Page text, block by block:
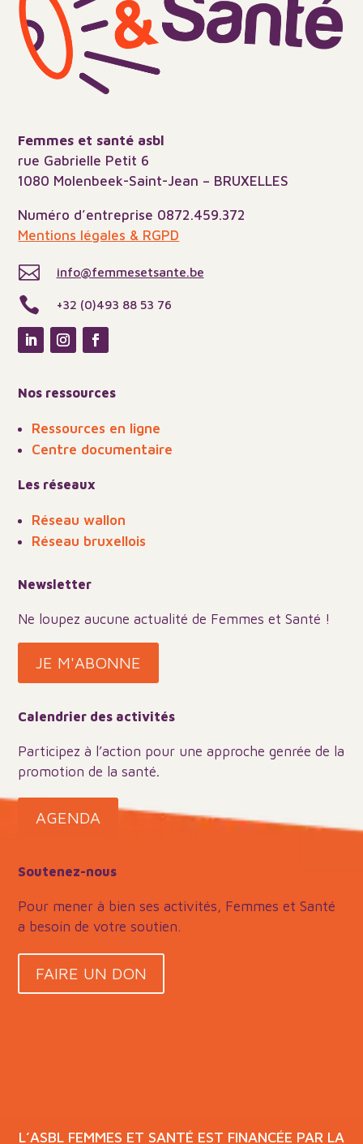
Femmes et santé asbl
rue Gabrielle Petit 6
1080 Molenbeek-Saint-Jean – BRUXELLES
Numéro d’entreprise 0872.459.372
Mentions légales & RGPD
 info@femmesetsante.be
 +32 (0)493 88 53 76
Nos ressources
Ressources en ligne
Centre documentaire
Les réseaux
Réseau wallon
Réseau bruxellois
Newsletter
Ne loupez aucune actualité de Femmes et Santé !
JE M'ABONNE
Calendrier des activités
Participez à l’action pour une approche genrée de la
promotion de la santé.
AGENDA
Soutenez-nous
Pour mener à bien ses activités, Femmes et Santé
a besoin de votre soutien.
FAIRE UN DON
L’ASBL FEMMES ET SANTÉ EST FINANCÉE PAR LA